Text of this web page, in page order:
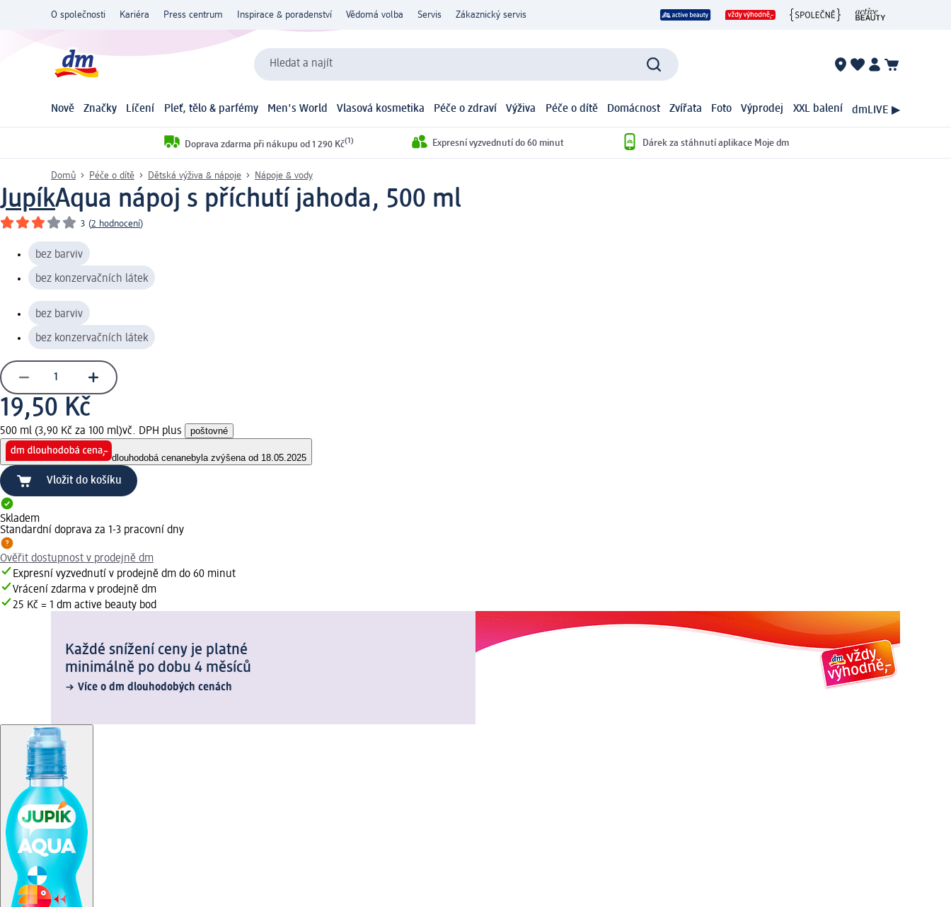
O společnosti Kariéra Press centrum Inspirace & poradenství Vědomá volba Servis Zákaznický servis
Hledat a najít
Nově Značky Líčení Pleť, tělo & parfémy Men's World Vlasová kosmetika Péče o zdraví Výživa Péče o dítě Domácnost Zvířata Foto Výprodej XXL balení dmLIVE ▶
Doprava zdarma při nákupu od 1 290 Kč(1) Expresní vyzvednutí do 60 minut Dárek za stáhnutí aplikace Moje dm
Domů Péče o dítě Dětská výživa & nápoje Nápoje & vody
JupíkAqua nápoj s příchutí jahoda, 500 ml
3 (2 hodnocení)
bez barviv
bez konzervačních látek
bez barviv
bez konzervačních látek
19,50 Kč
500 ml (3,90 Kč za 100 ml)vč. DPH plus poštovné
dlouhodobá cenanebyla zvýšena od 18.05.2025
Vložit do košíku
Skladem
Standardní doprava za 1-3 pracovní dny
Ověřit dostupnost v prodejně dm
Expresní vyzvednutí v prodejně dm do 60 minut
Vrácení zdarma v prodejně dm
25 Kč = 1 dm active beauty bod
Každé snížení ceny je platné
minimálně po dobu 4 měsíců
Více o dm dlouhodobých cenách